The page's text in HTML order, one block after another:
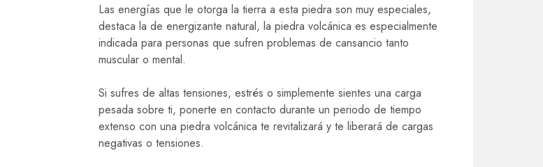
Las energías que le otorga la tierra a esta piedra son muy especiales,
destaca la de energizante natural, la piedra volcánica es especialmente
indicada para personas que sufren problemas de cansancio tanto
muscular o mental.
Si sufres de altas tensiones, estrés o simplemente sientes una carga
pesada sobre ti, ponerte en contacto durante un periodo de tiempo
extenso con una piedra volcánica te revitalizará y te liberará de cargas
negativas o tensiones.